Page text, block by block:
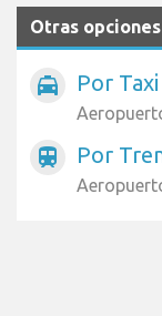
Otras
local_taxi Por Taxi
train Por